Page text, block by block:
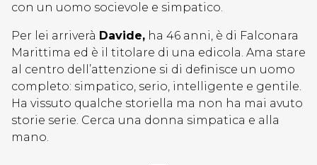
con un uomo socievole e simpatico.
Per lei arriverà Davide, ha 46 anni, è di Falconara
Marittima ed è il titolare di una edicola. Ama stare
al centro dell’attenzione si di definisce un uomo
completo: simpatico, serio, intelligente e gentile.
Ha vissuto qualche storiella ma non ha mai avuto
storie serie. Cerca una donna simpatica e alla
mano.